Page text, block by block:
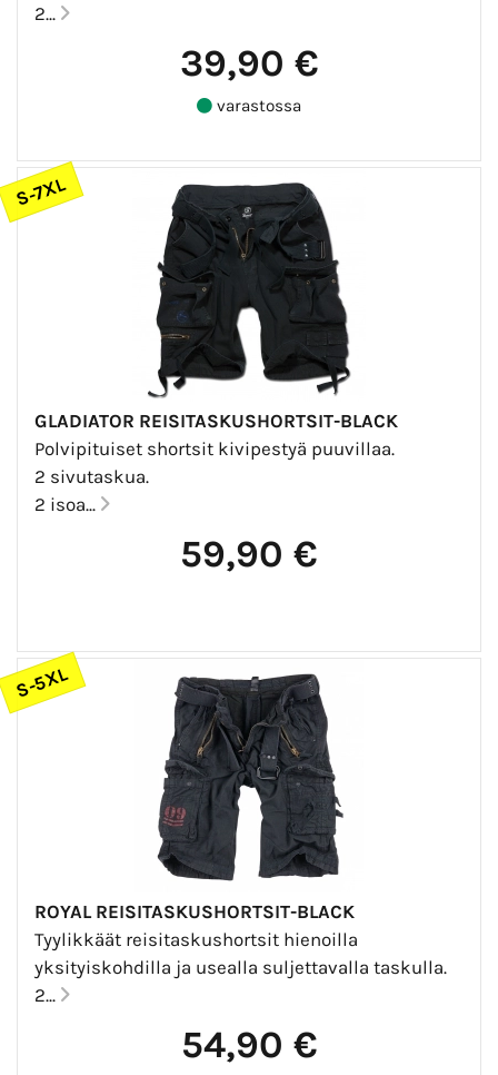
2...
39,90 €
varastossa
S-7XL
GLADIATOR REISITASKUSHORTSIT-BLACK
Polvipituiset shortsit kivipestyä puuvillaa.
2 sivutaskua.
2 isoa...
59,90 €
S-5XL
ROYAL REISITASKUSHORTSIT-BLACK
Tyylikkäät reisitaskushortsit hienoilla
yksityiskohdilla ja usealla suljettavalla taskulla.
2...
54,90 €